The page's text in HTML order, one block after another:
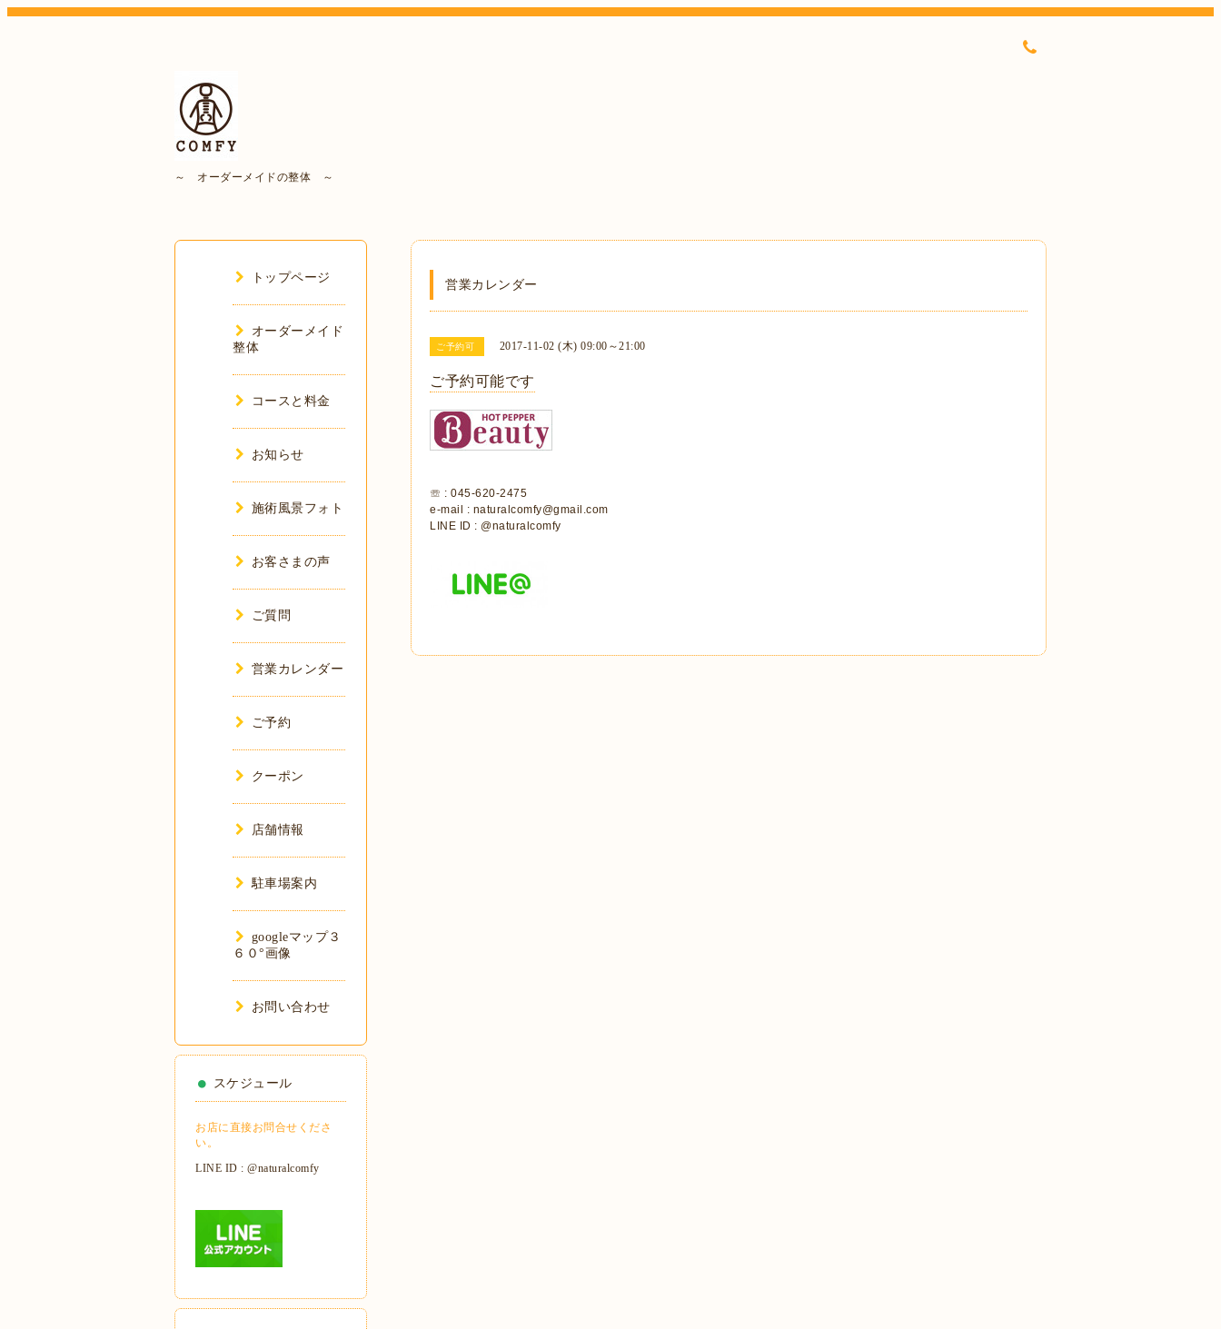
～ オーダーメイドの整体 ～
営業カレンダー
ご予約可 2017-11-02 (木) 09:00～21:00
ご予約可能です
☏ : 045-620-2475
e-mail : naturalcomfy@gmail.com
LINE ID : @naturalcomfy
トップページ
オーダーメイド
整体
コースと料金
お知らせ
施術風景フォト
お客さまの声
ご質問
営業カレンダー
ご予約
クーポン
店舗情報
駐車場案内
googleマップ３
６０°画像
お問い合わせ
スケジュール
お店に直接お問合せくださ
い。
LINE ID : @naturalcomfy